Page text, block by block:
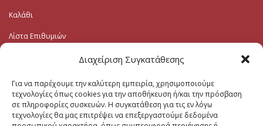
Διαχείριση Συγκατάθεσης
Για να παρέχουμε την καλύτερη εμπειρία, χρησιμοποιούμε
τεχνολογίες όπως cookies για την αποθήκευση ή/και την πρόσβαση
σε πληροφορίες συσκευών. Η συγκατάθεση για τις εν λόγω
τεχνολογίες θα μας επιτρέψει να επεξεργαστούμε δεδομένα
Καλάθι
Λίστα Επιθυμιών
Εγγραφή στο Ενημερωτικό
Το Email σας (υποχρεωτικο)